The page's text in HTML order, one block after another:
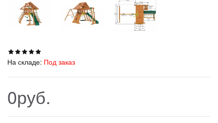
На складе: Под заказ
0руб.